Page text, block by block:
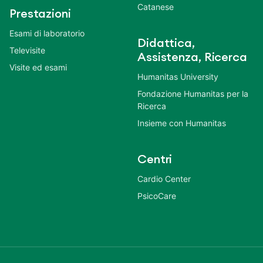
Prestazioni
Esami di laboratorio
Televisite
Visite ed esami
Catanese
Didattica,
Assistenza, Ricerca
Humanitas University
Fondazione Humanitas per la
Ricerca
Insieme con Humanitas
Centri
Cardio Center
PsicoCare